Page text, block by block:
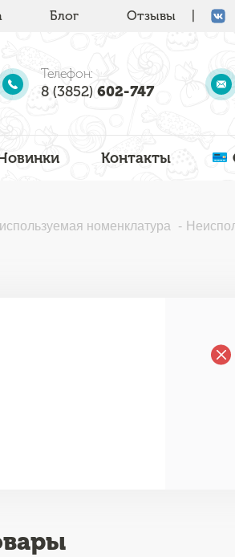
Блог Отзывы
Телефон:
8 (3852) 602-747
Контакты
номенклатура